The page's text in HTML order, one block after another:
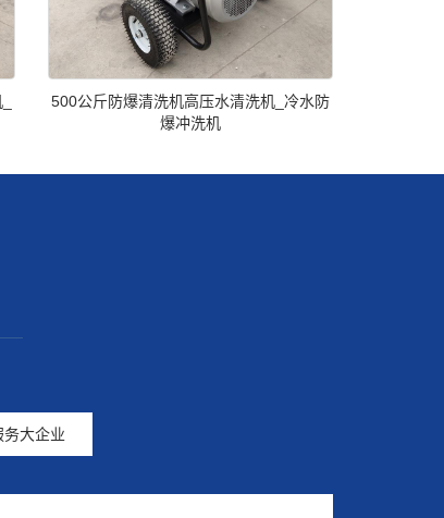
500公斤防爆清洗机高压水清洗机_冷水防
爆冲洗机
大企业